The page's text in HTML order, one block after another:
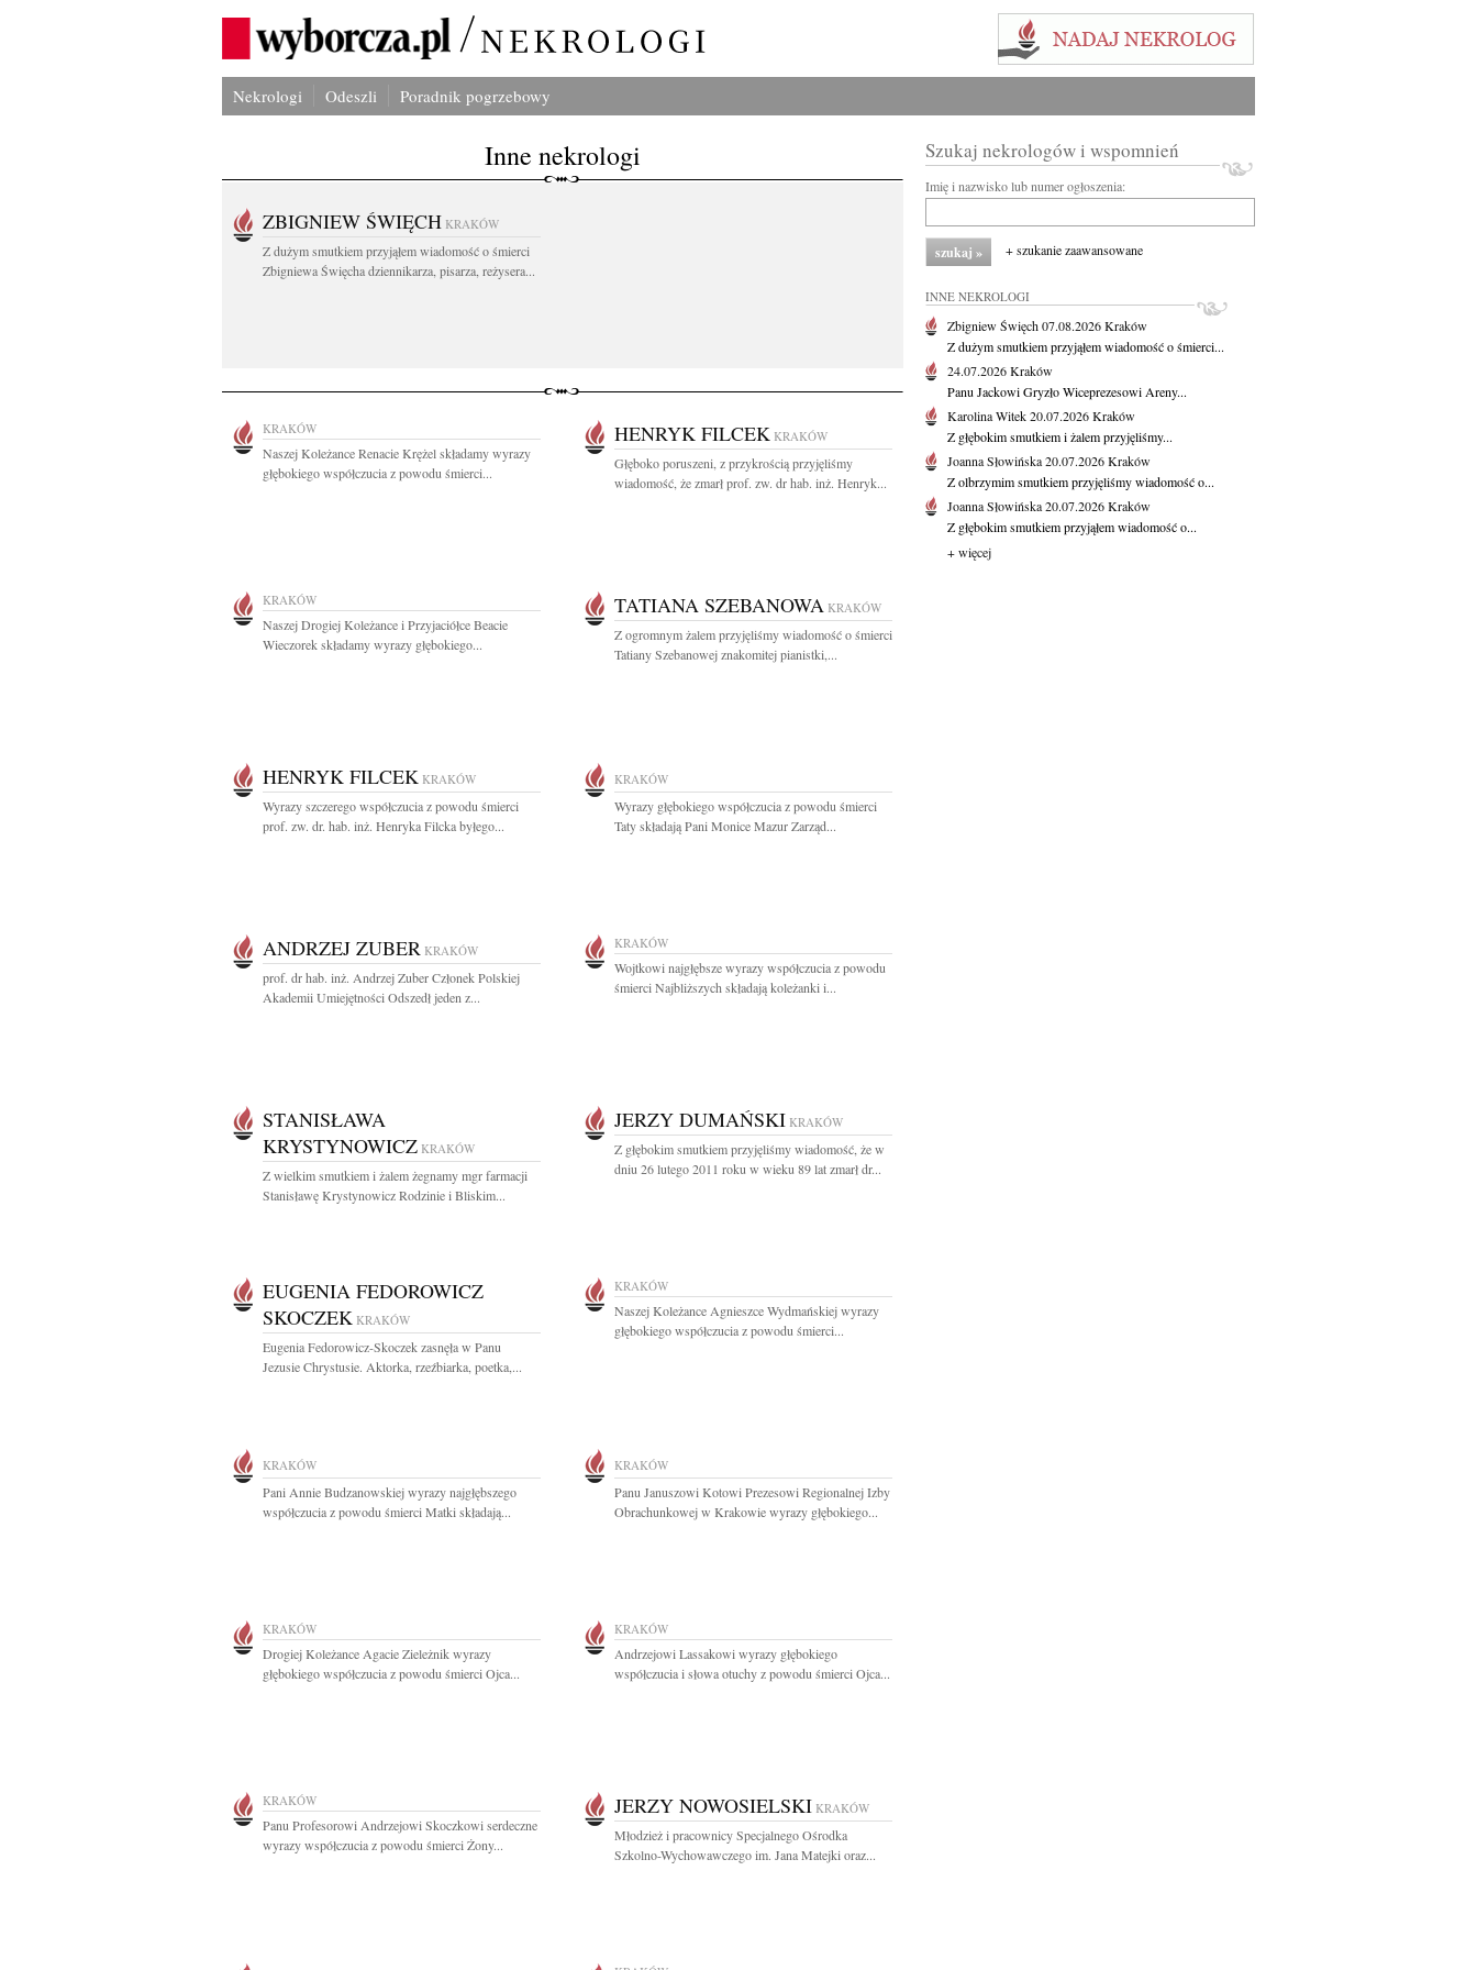
Nekrologi Odeszli Poradnik pogrzebowy
Inne nekrologi
ZBIGNIEW ŚWIĘCH KRAKÓW
Z dużym smutkiem przyjąłem wiadomość o śmierci
Zbigniewa Święcha dziennikarza, pisarza, reżysera...
KRAKÓW
Naszej Koleżance Renacie Krężel składamy wyrazy
głębokiego współczucia z powodu śmierci...
HENRYK FILCEK KRAKÓW
Głęboko poruszeni, z przykrością przyjęliśmy
wiadomość, że zmarł prof. zw. dr hab. inż. Henryk...
KRAKÓW
Naszej Drogiej Koleżance i Przyjaciółce Beacie
Wieczorek składamy wyrazy głębokiego...
TATIANA SZEBANOWA KRAKÓW
Z ogromnym żalem przyjęliśmy wiadomość o śmierci
Tatiany Szebanowej znakomitej pianistki,...
HENRYK FILCEK KRAKÓW
Wyrazy szczerego współczucia z powodu śmierci
prof. zw. dr. hab. inż. Henryka Filcka byłego...
KRAKÓW
Wyrazy głębokiego współczucia z powodu śmierci
Taty składają Pani Monice Mazur Zarząd...
ANDRZEJ ZUBER KRAKÓW
prof. dr hab. inż. Andrzej Zuber Członek Polskiej
Akademii Umiejętności Odszedł jeden z...
KRAKÓW
Wojtkowi najgłębsze wyrazy współczucia z powodu
śmierci Najbliższych składają koleżanki i...
STANISŁAWA
KRYSTYNOWICZ KRAKÓW
Z wielkim smutkiem i żalem żegnamy mgr farmacji
Stanisławę Krystynowicz Rodzinie i Bliskim...
JERZY DUMAŃSKI KRAKÓW
Z głębokim smutkiem przyjęliśmy wiadomość, że w
dniu 26 lutego 2011 roku w wieku 89 lat zmarł dr...
EUGENIA FEDOROWICZ
SKOCZEK KRAKÓW
Eugenia Fedorowicz-Skoczek zasnęła w Panu
Jezusie Chrystusie. Aktorka, rzeźbiarka, poetka,...
KRAKÓW
Naszej Koleżance Agnieszce Wydmańskiej wyrazy
głębokiego współczucia z powodu śmierci...
KRAKÓW
Pani Annie Budzanowskiej wyrazy najgłębszego
współczucia z powodu śmierci Matki składają...
KRAKÓW
Panu Januszowi Kotowi Prezesowi Regionalnej Izby
Obrachunkowej w Krakowie wyrazy głębokiego...
KRAKÓW
Drogiej Koleżance Agacie Zieleżnik wyrazy
głębokiego współczucia z powodu śmierci Ojca...
KRAKÓW
Andrzejowi Lassakowi wyrazy głębokiego
współczucia i słowa otuchy z powodu śmierci Ojca...
KRAKÓW
Panu Profesorowi Andrzejowi Skoczkowi serdeczne
wyrazy współczucia z powodu śmierci Żony...
JERZY NOWOSIELSKI KRAKÓW
Młodzież i pracownicy Specjalnego Ośrodka
Szkolno-Wychowawczego im. Jana Matejki oraz...
Szukaj nekrologów i wspomnień
Imię i nazwisko lub numer ogłoszenia:
+ szukanie zaawansowane
INNE NEKROLOGI
Zbigniew Święch07.08.2026Kraków
Z dużym smutkiem przyjąłem wiadomość o śmierci...
24.07.2026Kraków
Panu Jackowi Gryzło Wiceprezesowi Areny...
Karolina Witek20.07.2026Kraków
Z głębokim smutkiem i żalem przyjęliśmy...
Joanna Słowińska20.07.2026Kraków
Z olbrzymim smutkiem przyjęliśmy wiadomość o...
Joanna Słowińska20.07.2026Kraków
Z głębokim smutkiem przyjąłem wiadomość o...
+ więcej